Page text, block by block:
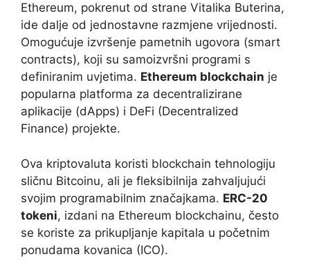
Ethereum, pokrenut od strane Vitalika Buterina,
ide dalje od jednostavne razmjene vrijednosti.
Omogućuje izvršenje pametnih ugovora (smart
contracts), koji su samoizvršni programi s
definiranim uvjetima. Ethereum blockchain je
popularna platforma za decentralizirane
aplikacije (dApps) i DeFi (Decentralized
Finance) projekte.
Ova kriptovaluta koristi blockchain tehnologiju
sličnu Bitcoinu, ali je fleksibilnija zahvaljujući
svojim programabilnim značajkama. ERC-20
tokeni, izdani na Ethereum blockchainu, često
se koriste za prikupljanje kapitala u početnim
ponudama kovanica (ICO).